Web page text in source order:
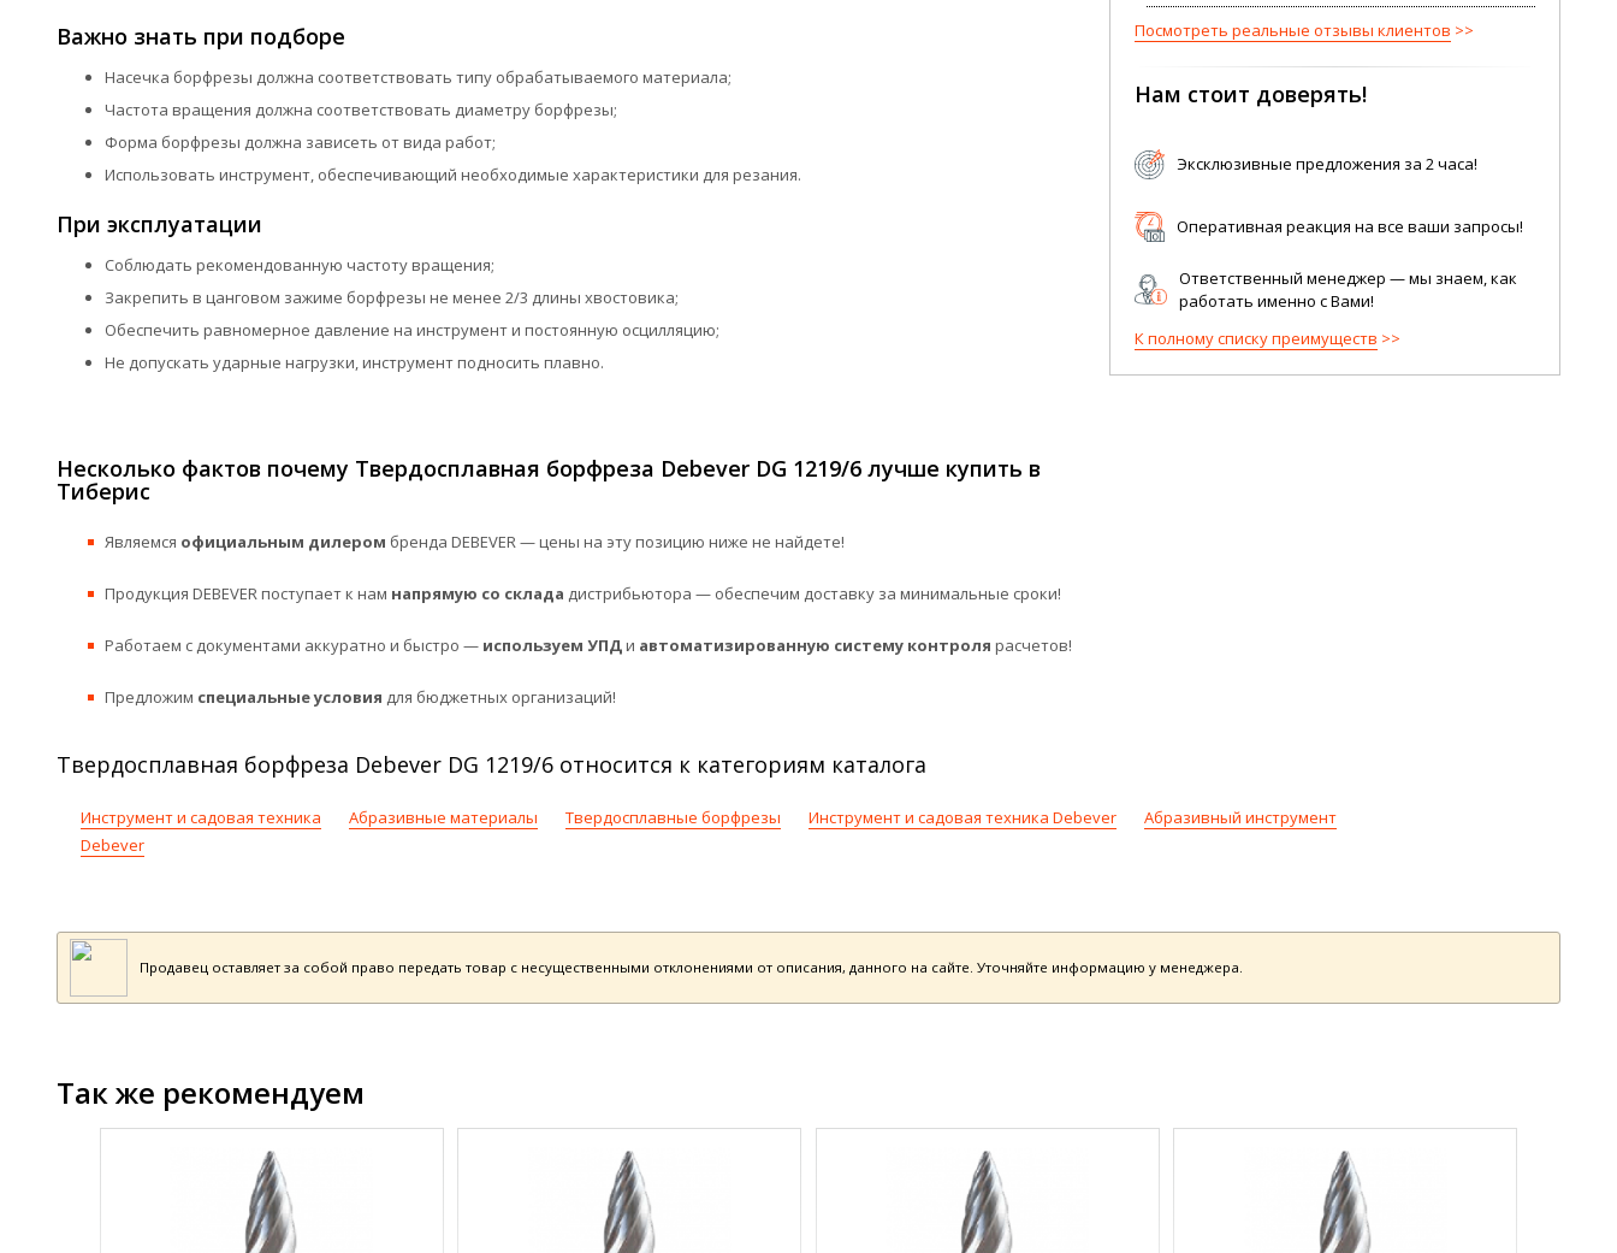
Важно знать при подборе
Насечка борфрезы должна соответствовать типу обрабатываемого материала;
Частота вращения должна соответствовать диаметру борфрезы;
Форма борфрезы должна зависеть от вида работ;
Использовать инструмент, обеспечивающий необходимые характеристики для резания.
При эксплуатации
Соблюдать рекомендованную частоту вращения;
Закрепить в цанговом зажиме борфрезы не менее 2/3 длины хвостовика;
Обеспечить равномерное давление на инструмент и постоянную осцилляцию;
Не допускать ударные нагрузки, инструмент подносить плавно.
Посмотреть реальные отзывы клиентов
Нам стоит доверять!
Эксклюзивные предложения за 2 часа!
Оперативная реакция на все ваши запросы!
Ответственный менеджер — мы знаем, как
работать именно с Вами!
К полному списку преимуществ
Несколько фактов почему Твердосплавная борфреза Debever DG 1219/6 лучше купить в
Тиберис
Являемся официальным дилером бренда DEBEVER — цены на эту позицию ниже не найдете!
Продукция DEBEVER поступает к нам напрямую со склада дистрибьютора — обеспечим доставку за минимальные сроки!
Работаем с документами аккуратно и быстро — используем УПДи автоматизированную систему контроля расчетов!
Предложим специальные условия для бюджетных организаций!
Твердосплавная борфреза Debever DG 1219/6 относится к категориям каталога
Инструмент и садовая техника Абразивные материалы Твердосплавные борфрезы Инструмент и садовая техника Debever
Абразивный инструмент
Debever
Продавец оставляет за собой право передать товар с несущественными отклонениями от описания, данного на сайте. Уточняйте информацию у менеджера.
Так же рекомендуем